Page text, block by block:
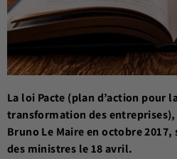
La loi Pacte (plan d’action pour
transformation des entreprises),
Bruno Le Maire en octobre 2017,
des ministres le 18 avril.